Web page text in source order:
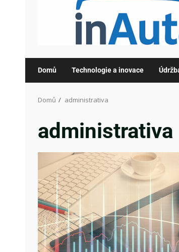
Domů Technologie a inovace
Domů administrativa
administrativa